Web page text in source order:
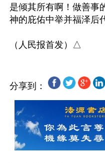
是倾其所有啊！做善事
神的庇佑中举并福泽后
分享到：